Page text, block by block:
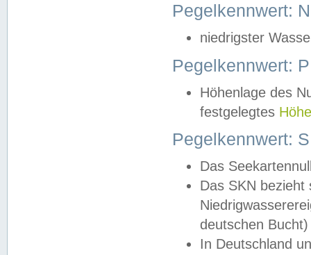
Pegelkennwert:
niedrigster
Pegelkennwert:
Höhenlage des
festgelegtes
Pegelkennwert:
Das
Das SKN
deutschen
In Deutschland